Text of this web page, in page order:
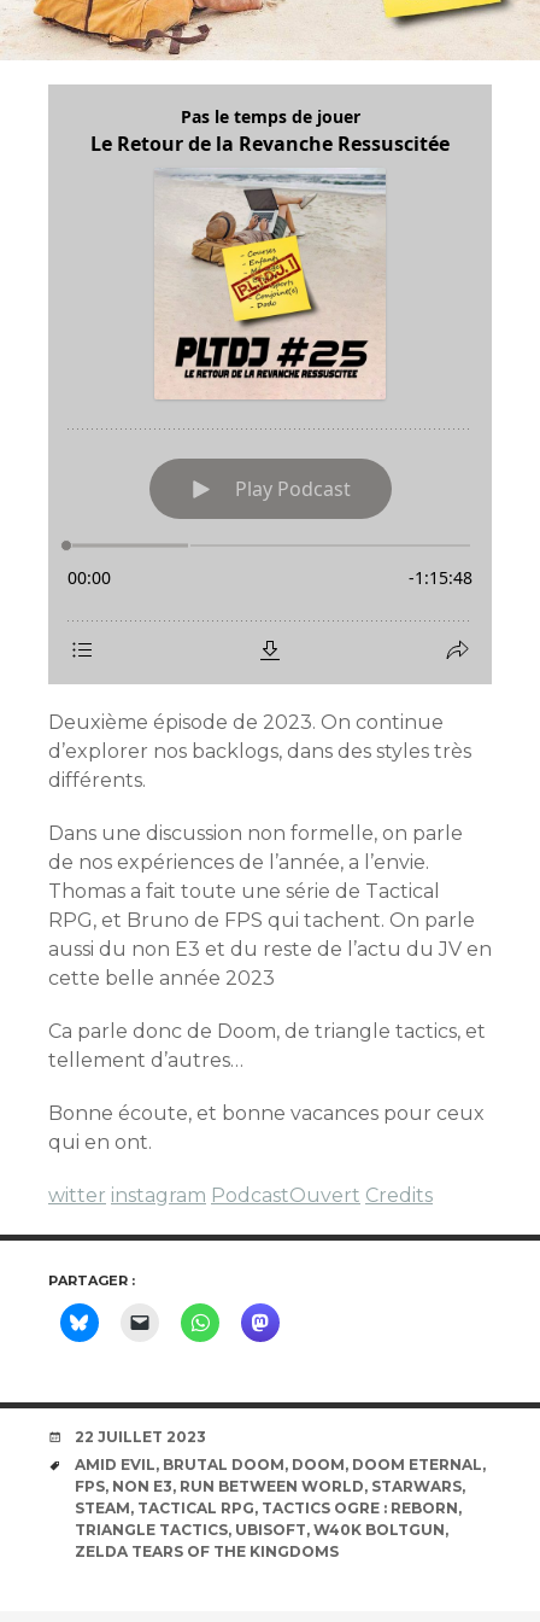
Deuxième épisode de 2023. On continue
d’explorer nos backlogs, dans des styles très
différents.
Dans une discussion non formelle, on parle
de nos expériences de l’année, a l’envie.
Thomas a fait toute une série de Tactical
RPG, et Bruno de FPS qui tachent. On parle
aussi du non E3 et du reste de l’actu du JV en
cette belle année 2023
Ca parle donc de Doom, de triangle tactics, et
tellement d’autres…
Bonne écoute, et bonne vacances pour ceux
qui en ont.
witter instagram PodcastOuvert Credits
PARTAGER :
DATE
22 JUILLET 2023
ÉTIQUETTES
AMID EVIL, BRUTAL DOOM, DOOM, DOOM ETERNAL,
FPS, NON E3, RUN BETWEEN WORLD, STARWARS,
STEAM, TACTICAL RPG, TACTICS OGRE : REBORN,
TRIANGLE TACTICS, UBISOFT, W40K BOLTGUN,
ZELDA TEARS OF THE KINGDOMS